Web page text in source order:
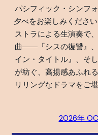
パシフィック・シンフ
夕べをお楽しみください
ストラによる生演奏で
曲――『シスの復讐』、
イン・タイトル』、そ
が紡ぐ、高揚感あふれ
リリングなドラマをご
2026年